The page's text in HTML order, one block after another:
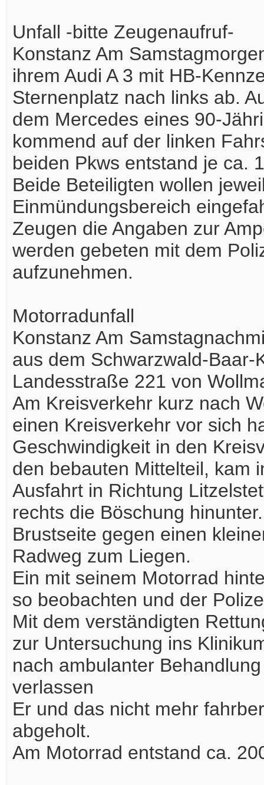
Unfall -bitte Zeugenaufruf-
Konstanz Am
ihrem Audi A 3 mit HB-
Sternenplatz nach links ab.
dem Mercedes eines 90-
kommend auf der linken
beiden Pkws entstand je ca.
Beide Beteiligten wollen
Einmündungsbereich
Zeugen die Angaben zur
werden gebeten mit dem
aufzunehmen.
Motorradunfall
Konstanz Am
aus dem Schwarzwald-
Landesstraße 221 von
Am Kreisverkehr kurz nach
einen Kreisverkehr vor sich
Geschwindigkeit in den
den bebauten Mittelteil, kam
Ausfahrt in Richtung
rechts die Böschung
Brustseite gegen einen
Radweg zum Liegen.
Ein mit seinem Motorrad
so beobachten und der
Mit dem verständigten
zur Untersuchung ins
nach ambulanter
verlassen
Er und das nicht mehr
abgeholt.
Am Motorrad entstand ca.